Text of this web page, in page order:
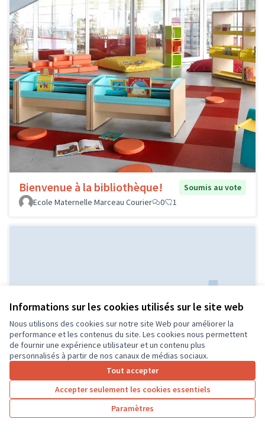
Informations sur les cookies utilisés sur le site web
Nous utilisons des cookies sur notre site Web pour améliorer la
performance et les contenus du site. Les cookies nous permettent
de fournir une expérience utilisateur et un contenu plus
personnalisés à partir de nos canaux de médias sociaux.
Tout accepter
Accepter seulement les cookies essentiels
Paramètres
Bienvenue à la bibliothèque!
Soumis au vote
Ecole Maternelle Marceau Courier
0 1
Réaménagement de la classe de
CP
Soumis au
vote
ECOLE PUBLIQUE
0 0